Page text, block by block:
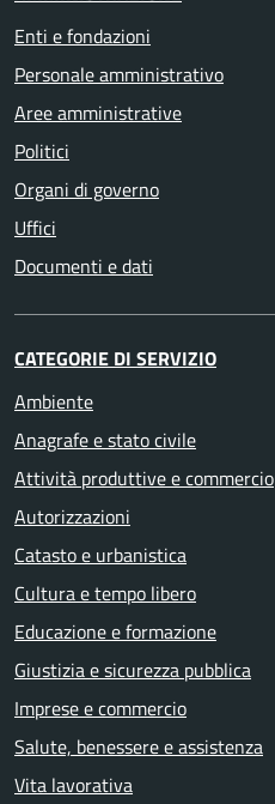
Enti e fondazioni
Personale amministrativo
Aree amministrative
Politici
Organi di governo
Uffici
Documenti e dati
CATEGORIE DI SERVIZIO
Ambiente
Anagrafe e stato civile
Attività produttive e commercio
Autorizzazioni
Catasto e urbanistica
Cultura e tempo libero
Educazione e formazione
Giustizia e sicurezza pubblica
Imprese e commercio
Salute, benessere e assistenza
Vita lavorativa